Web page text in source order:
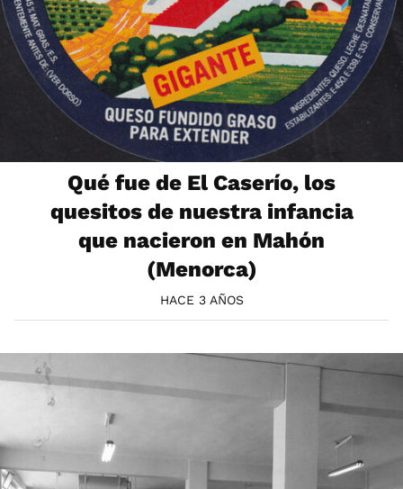
Qué fue de El Caserío, los
quesitos de nuestra infancia
que nacieron en Mahón
(Menorca)
HACE 3 AÑOS